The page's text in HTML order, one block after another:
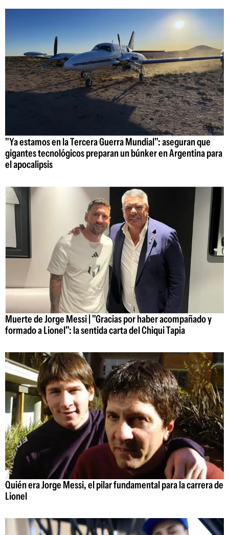
"Ya estamos en la Tercera Guerra Mundial": aseguran que
gigantes tecnológicos preparan un búnker en Argentina para
el apocalipsis
Muerte de Jorge Messi | "Gracias por haber acompañado y
formado a Lionel": la sentida carta del Chiqui Tapia
Quién era Jorge Messi, el pilar fundamental para la carrera de
Lionel